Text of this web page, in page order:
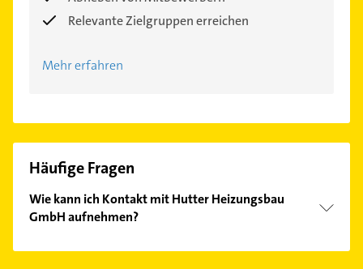
Relevante Zielgruppen erreichen
Mehr erfahren
Häufige Fragen
Wie kann ich Kontakt mit Hutter Heizungsbau
GmbH aufnehmen?